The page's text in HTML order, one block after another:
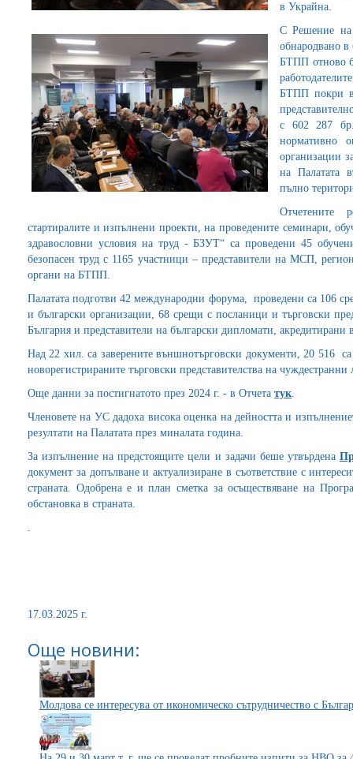
в Украйна.
С Решение
обнародвано
БТПП отново
БТПП покри
с 602 287
нормативно
организации
на Палатата
пълно
Отчетените
стартиралите и изпълнени проекти, на проведените семинари,
здравословни условия на труд - БЗУТ“ са проведени 45
безопасен труд с 1165 участници – представители на МСП,
органи на БТПП.
Палатата подготви 42 международни форума, проведени са 106
и български организации, 68 срещи с посланици и търговски
България и представители на български дипломати,
Над 22 хил. са заверените външнотърговски документи, 20 516
новорегистрираните търговски представителства на чуждестранни
Още данни за постигнатото през 2024 г. - в Отчета тук.
Членовете на УС дадоха висока оценка на дейността и
резултати на Палатата през миналата година.
За изпълнение на предстоящите цели и задачи беше утвърдена
документ за допълване и актуализиране в съответствие с
страната. Одобрена е и план сметка за осъществяване на
обстановка в страната.
.
17.03.2025 г.
Още новини:
Молдова се интересува от икономическо сътрудничество с